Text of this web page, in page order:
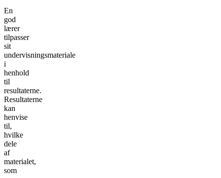
En
god
lærer
tilpasser
sit
undervisningsmateriale
i
henhold
til
resultaterne.
Resultaterne
kan
henvise
til,
hvilke
dele
af
materialet,
som